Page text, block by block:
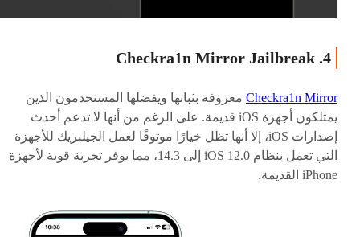
4. Checkra1n Mirror Jailbreak
Checkra1n Mirror معروفة بثباتها ويفضلها المستخدمون الذين
يمتلكون أجهزة iOS قديمة. على الرغم من أنها لا تدعم أحدث
إصدارات iOS، إلا أنها تظل خيارًا موثوقًا لعمل الجيلبريك للأجهزة
التي تعمل بنظام iOS 12.0 إلى 14.3، مما يوفر تجربة قوية لأجهزة
iPhone القديمة.